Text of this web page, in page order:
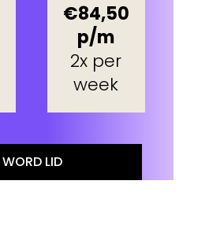
€84,50
p/m
2x per
week
WORD LID